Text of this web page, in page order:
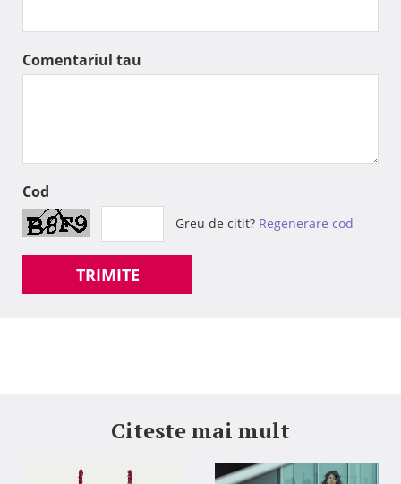
Comentariul tau
Cod
Greu de citit? Regenerare cod
TRIMITE
Citeste mai mult